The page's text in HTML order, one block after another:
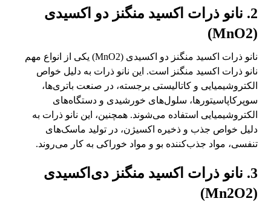
2. نانو ذرات اکسید منگنز دو اکسیدی
(MnO2)
نانو ذرات اکسید منگنز دو اکسیدی (MnO2) یکی از انواع مهم
نانو ذرات اکسید منگنز است. این نانو ذرات به دلیل خواص
الکتروشیمیایی و کاتالیستی برجسته، در صنعت باتری‌ها،
سوپرکاپاسیتورها، سلول‌های خورشیدی و دستگاه‌های
الکتروشیمیایی استفاده می‌شوند. همچنین، این نانو ذرات به
دلیل خواص جذب و ذخیره اکسیژن، در تولید ماسک‌های
تنفسی، مواد جذب‌کننده بو و مواد خوراکی به کار می‌روند.
3. نانو ذرات اکسید منگنز دی‌اکسیدی
(Mn2O2)